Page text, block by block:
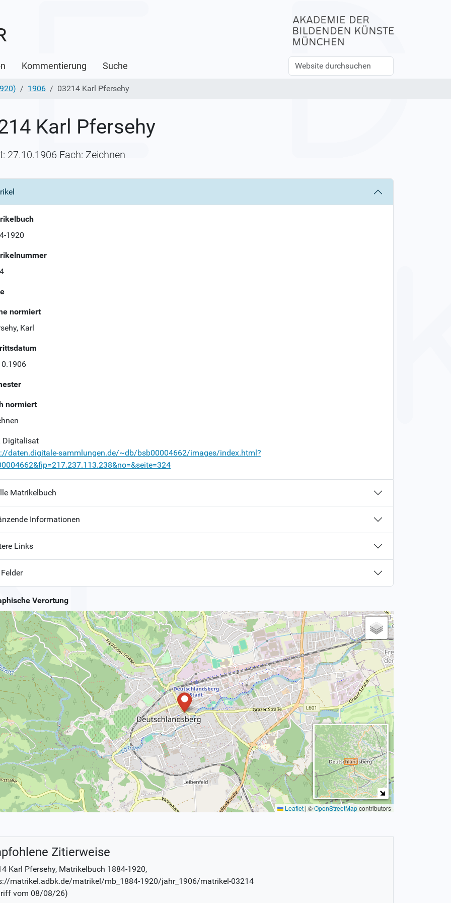
Kommentierung Suche
Website
durchsuchen
Erweiterte
Suche…
1906 03214 Karl Pfersehy
Karl Pfersehy
27.10.1906 Fach: Zeichnen
1920
normiert
Karl
normiert
Digitalisat
daten.digitale-sammlungen.de/~db/bsb00004662/images/index.html?
Matrikelbuch
Informationen
Links
Verortung
Leaflet | ©OpenStreetMapcontributors
Zitierweise
Karl Pfersehy, Matrikelbuch 1884-1920,
matrikel.adbk.de/matrikel/mb_1884-1920/jahr_1906/matrikel-03214
vom 08/08/26)